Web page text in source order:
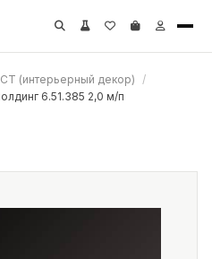
(интерьерный декор) /
6.51.385 2,0 м/п